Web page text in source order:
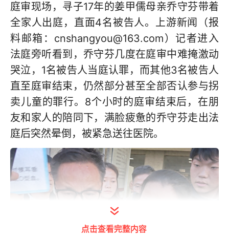
庭审现场，寻子17年的姜甲儒母亲乔守芬带着
全家人出庭，直面4名被告人。上游新闻（报
料邮箱：cnshangyou@163.com）记者进入
法庭旁听看到，乔守芬几度在庭审中难掩激动
哭泣，1名被告人当庭认罪，而其他3名被告人
直至庭审结束，仍然部分甚至全部否认参与拐
卖儿童的罪行。8个小时的庭审结束后，在朋
友和家人的陪同下，满脸疲惫的乔守芬走出法
庭后突然晕倒，被紧急送往医院。
点击查看完整内容